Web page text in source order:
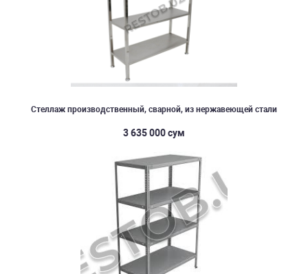
Стеллаж производственный, сварной, из нержавеющей стали
3 635 000 сум